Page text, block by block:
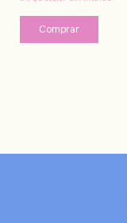
Comprar